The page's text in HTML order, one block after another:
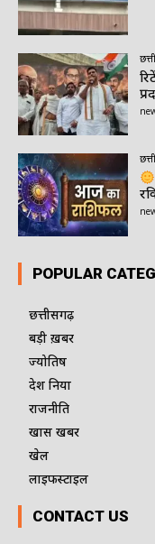
POPULAR
छत्तीसगढ़
बड़ी ख़बर
ज्योतिष
देश दुनिया
राजनीति
खास खबर
खेल
लाइफस्टाइल
CONTACT US